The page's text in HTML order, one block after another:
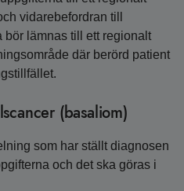
vidarebefordran till
lämnas till ett regionalt
där berörd patient
(basaliom)
som har ställt diagnosen
och det ska göras i